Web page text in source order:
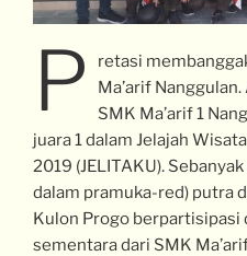
P
retasi
Ma’arif
SMK Ma’arif 1
juara 1 dalam Jelajah
2019 (JELITAKU).
dalam pramuka-red) putra
Kulon Progo berpartisipasi
sementara dari SMK